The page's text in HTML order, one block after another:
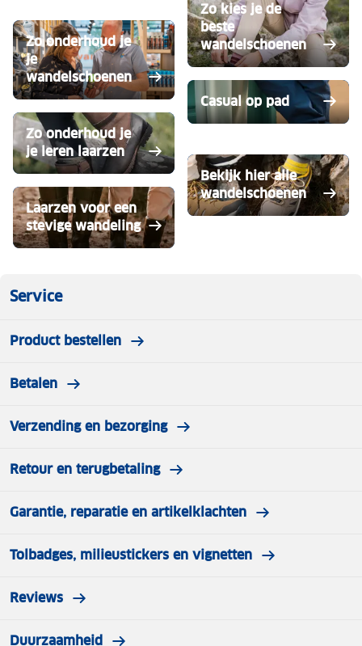
Zo onderhoud je
je
wandelschoenen
Zo kies je de
beste
wandelschoenen
Zo onderhoud je
je leren laarzen
Casual op pad
Laarzen voor een
stevige wandeling
Bekijk hier alle
wandelschoenen
Service
Product bestellen
Betalen
Verzending en bezorging
Retour en terugbetaling
Garantie, reparatie en artikelklachten
Tolbadges, milieustickers en vignetten
Reviews
Duurzaamheid